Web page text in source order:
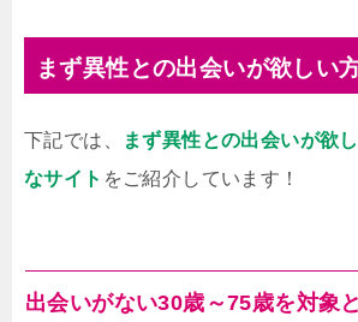
まず異性との出会いが欲しい
下記では、
まず異性との出会いが欲
なサイト をご紹介しています！
出会いがない30歳～75歳を対象